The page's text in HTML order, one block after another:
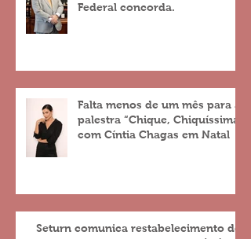
Federal concorda.
Falta menos de um mês para a
palestra “Chique, Chiquíssima”
com Cíntia Chagas em Natal
Seturn comunica restabelecimento do